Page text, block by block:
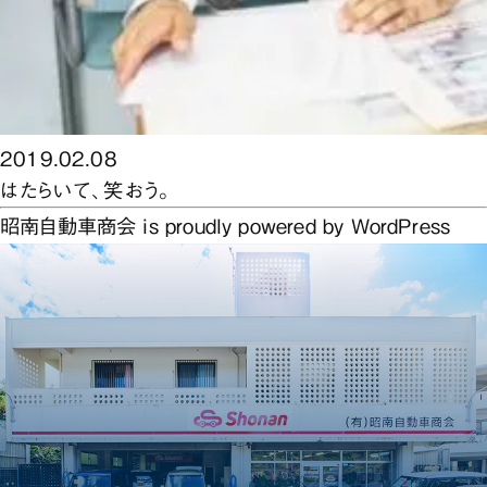
2019.02.08
はたらいて、笑おう。
昭南自動車商会 is proudly powered by WordPress